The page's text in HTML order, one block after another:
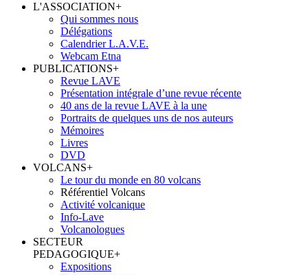
L'ASSOCIATION+
Qui sommes nous
Délégations
Calendrier L.A.V.E.
Webcam Etna
PUBLICATIONS+
Revue LAVE
Présentation intégrale d’une revue récente
40 ans de la revue LAVE à la une
Portraits de quelques uns de nos auteurs
Mémoires
Livres
DVD
VOLCANS+
Le tour du monde en 80 volcans
Référentiel Volcans
Activité volcanique
Info-Lave
Volcanologues
SECTEUR
PEDAGOGIQUE+
Expositions